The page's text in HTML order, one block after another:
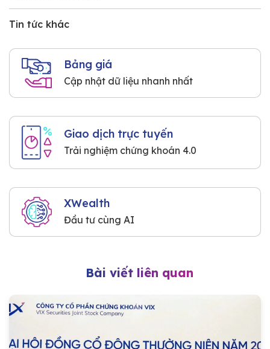
Tin tức khác
Bảng giá
Cập nhật dữ liệu nhanh nhất
Giao dịch trực tuyến
Trải nghiệm chứng khoán 4.0
XWealth
Đầu tư cùng AI
Bài viết liên quan